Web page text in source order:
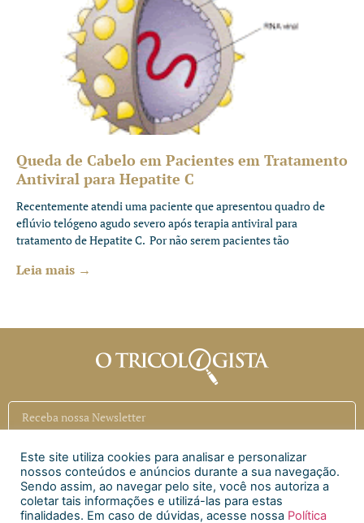
Queda de Cabelo em Pacientes em Tratamento
Antiviral para Hepatite C
Recentemente atendi uma paciente que apresentou quadro de
eflúvio telógeno agudo severo após terapia antiviral para
tratamento de Hepatite C. Por não serem pacientes tão
Leia mais →
Inscrever
Siga a CAECI
Este site utiliza cookies para analisar e personalizar
nossos conteúdos e anúncios durante a sua navegação.
Sendo assim, ao navegar pelo site, você nos autoriza a
coletar tais informações e utilizá-las para estas
finalidades. Em caso de dúvidas, acesse nossa Política